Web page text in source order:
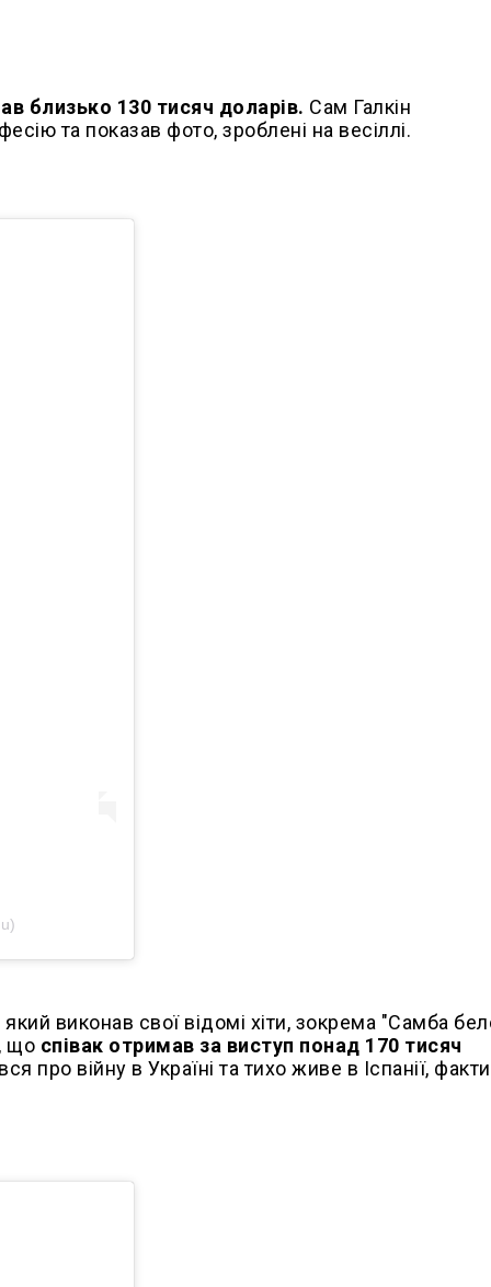
близько 130 тисяч доларів. Сам Галкін
та показав фото, зроблені на весіллі.
який виконав свої відомі хіти, зокрема "Самба
що співак отримав за виступ понад 170 тисяч
про війну в Україні та тихо живе в Іспанії,